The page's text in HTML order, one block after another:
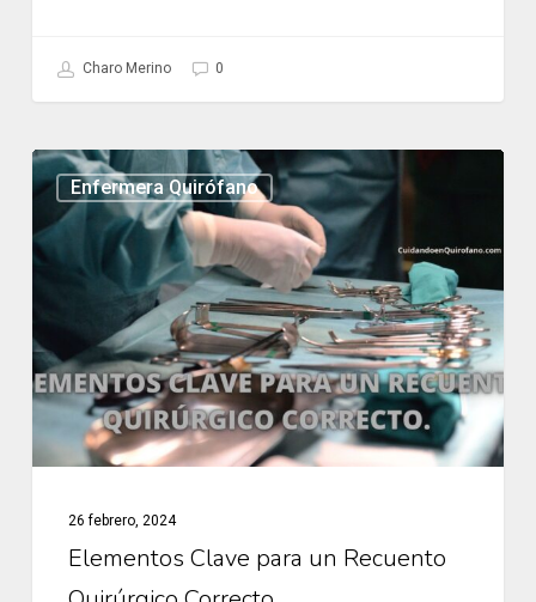
Charo Merino 0
Enfermera Quirófano
Elementos
Clave
para
Quirúrgico
Correcto.
26 febrero, 2024
Elementos Clave para un Recuento